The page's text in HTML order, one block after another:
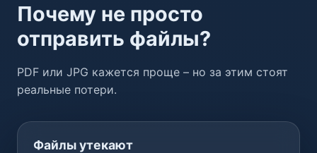
Почему не просто
отправить файлы?
PDF или JPG кажется проще – но за этим стоят
реальные потери.
Файлы утекают